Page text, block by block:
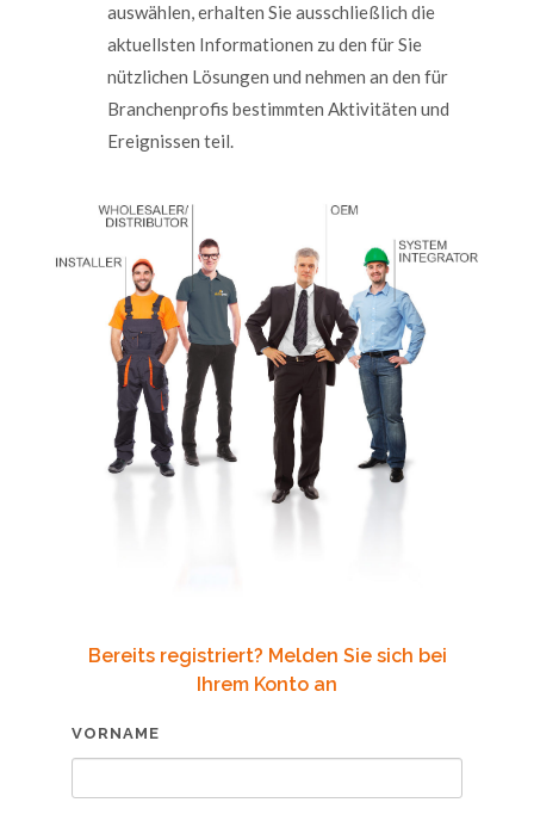
auswählen, erhalten Sie ausschließlich die
aktuellsten Informationen zu den für Sie
nützlichen Lösungen und nehmen an den für
Branchenprofis bestimmten Aktivitäten und
Ereignissen teil.
Bereits registriert? Melden Sie sich bei
Ihrem Konto an
VORNAME